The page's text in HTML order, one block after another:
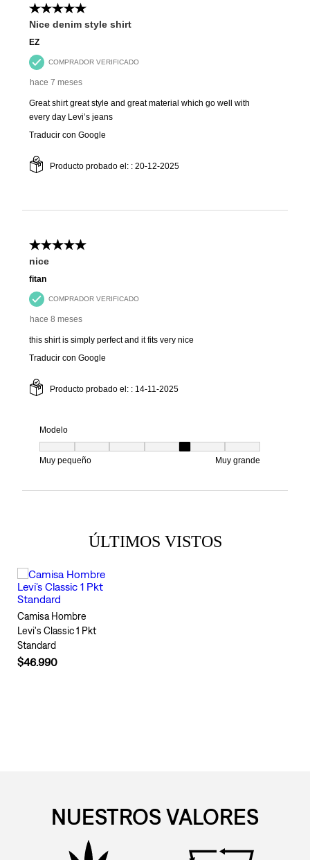
ÚLTIMOS VISTOS
Camisa Hombre
Levi's Classic 1 Pkt
Standard
$46.990
NUESTROS VALORES